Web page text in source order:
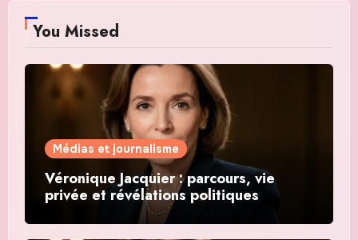
You Missed
Médias et journalisme
Véronique Jacquier : parcours, vie
privée et révélations politiques